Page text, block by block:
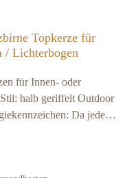
Topkerze für
/ Lichterbogen
für Innen- oder
halb geriffelt Outdoor